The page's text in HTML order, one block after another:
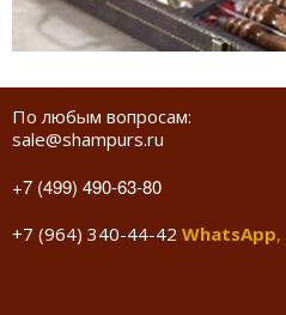
По любым вопросам:
sale@shampurs.ru
+7 (499) 490-63-80
+7 (964) 340-44-42 WhatsApp,